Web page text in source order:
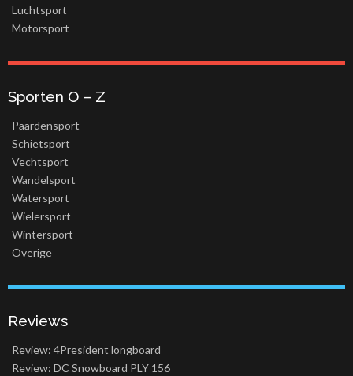
Luchtsport
Motorsport
Sporten O – Z
Paardensport
Schietsport
Vechtsport
Wandelsport
Watersport
Wielersport
Wintersport
Overige
Reviews
Review: 4President longboard
Review: DC Snowboard PLY 156